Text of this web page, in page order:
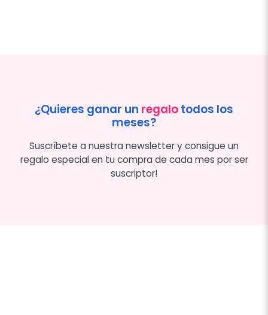
¿Quieres ganar un regalotodos los
meses?
Suscríbete a nuestra newsletter y consigue un
regalo especial en tu compra de cada mes por ser
suscriptor!